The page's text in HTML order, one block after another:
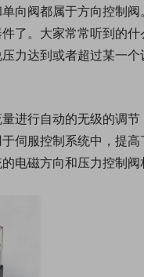
向阀都属于方向控制
了。大家常常听到的什
力达到或者超过某一
进行自动的无级的调
伺服控制系统中，提
电磁方向和压力控制